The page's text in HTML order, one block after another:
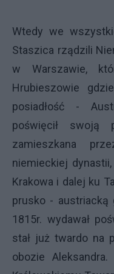
Wtedy we
Staszica rządzili
w Warszawie,
Hrubieszowie
posiadłość -
poświęcił swoją
zamieszkana
niemieckiej
Krakowa i dalej ku
prusko - austriacką
1815r. wydawał
stał już twardo na
obozie